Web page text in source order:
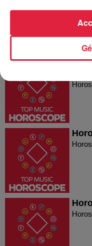
Dans la même